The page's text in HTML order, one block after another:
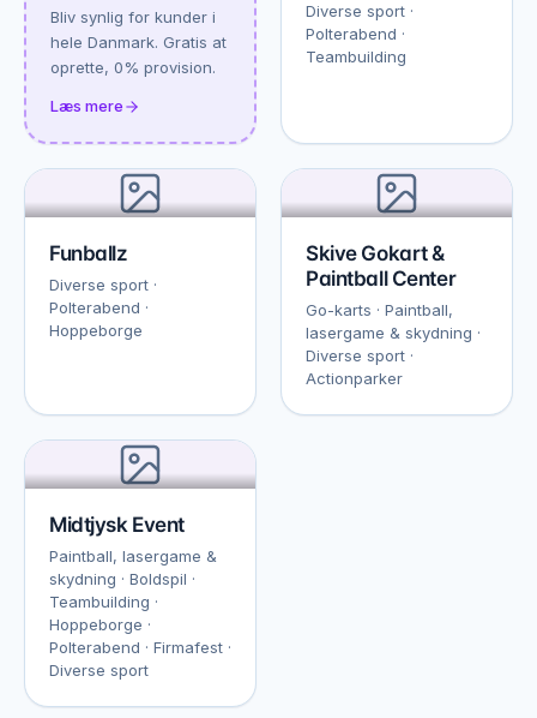
Bliv synlig for kunder i
hele Danmark. Gratis at
oprette, 0% provision.
Læs mere
Diverse sport ·
Polterabend ·
Teambuilding
Funballz
Diverse sport ·
Polterabend ·
Hoppeborge
Skive Gokart &
Paintball Center
Go-karts · Paintball,
lasergame & skydning ·
Diverse sport ·
Actionparker
Midtjysk Event
Paintball, lasergame &
skydning · Boldspil ·
Teambuilding ·
Hoppeborge ·
Polterabend · Firmafest ·
Diverse sport